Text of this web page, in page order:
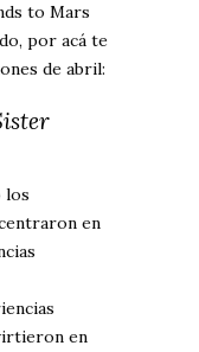
to Mars
por acá te
de abril:
los
en
en